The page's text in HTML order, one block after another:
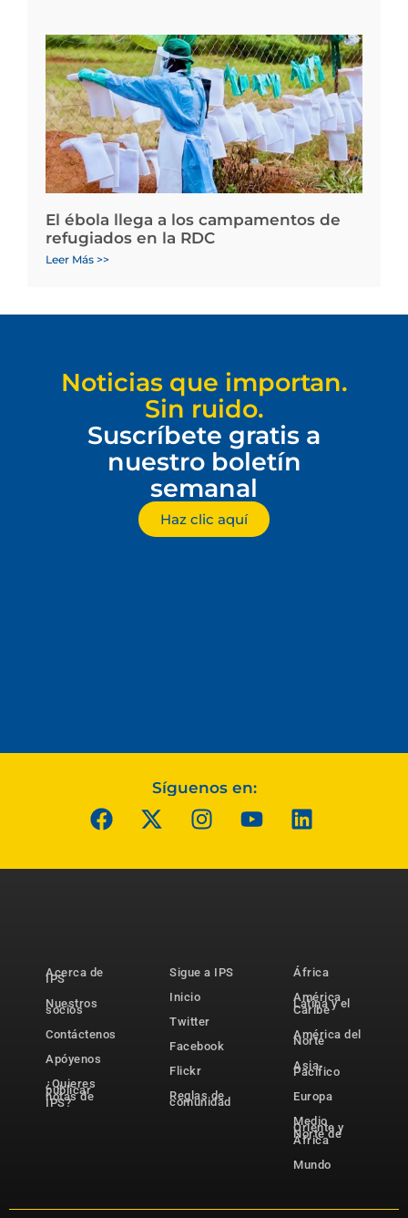
El ébola llega a los campamentos de
refugiados en la RDC
Leer Más >>
Noticias que importan.
Sin ruido.
Suscríbete gratis a
nuestro boletín
semanal
Haz clic aquí
Síguenos en:
Acerca de
IPS
Nuestros
socios
Contáctenos
Apóyenos
¿Quieres
publicar
notas de
IPS?
Sigue a IPS
Inicio
Twitter
Facebook
Flickr
Reglas de
comunidad
África
América
Latina y el
Caribe
América del
Norte
Asia-
Pacífico
Europa
Medio
Oriente y
Norte de
África
Mundo